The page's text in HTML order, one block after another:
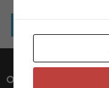
OM OSS